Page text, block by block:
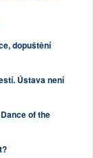
dopuštění
Ústava není
of the